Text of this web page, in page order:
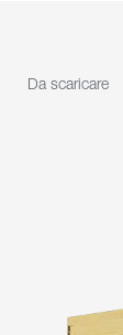
Da scaricare